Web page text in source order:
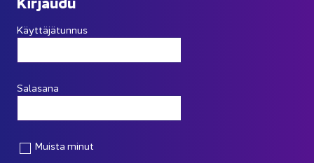
Käyttäjätunnus
Salasana
Muista minut